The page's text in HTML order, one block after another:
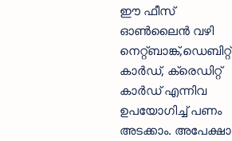
ഈ ഫീസ്‌
ഓണ്‍ലൈന്‍ വഴി
നെറ്റ്ബാങ്ക്,ഡെബിറ്റ്
കാര്‍ഡ്, ക്രെഡിറ്റ്‌
കാര്‍ഡ് എന്നിവ
ഉപയോഗിച്ച് പണം
അടക്കാം. അപേക്ഷാ